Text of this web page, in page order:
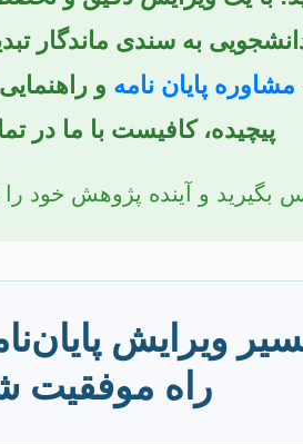
به سندی ماندگار
مشاوره پایان نامه و
پیچیده، کافیست با ما در
بگیرید و آینده پژوهش خود
ویرایش
راه موفقیت